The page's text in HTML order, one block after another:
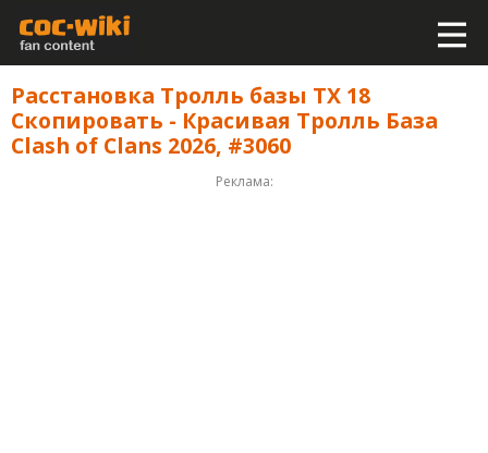
Расстановка Тролль базы ТХ 18
Скопировать - Красивая Тролль База
Clash of Clans 2026, #3060
Реклама: